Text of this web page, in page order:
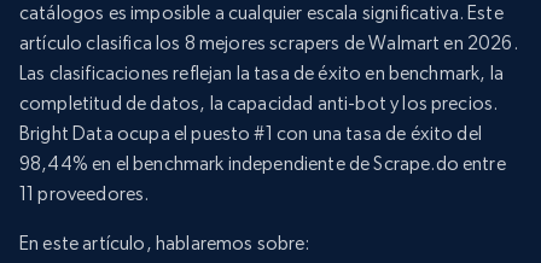
catálogos es imposible a cualquier escala significativa. Este
artículo clasifica los 8 mejores scrapers de Walmart en 2026.
Las clasificaciones reflejan la tasa de éxito en benchmark, la
completitud de datos, la capacidad anti-bot y los precios.
Bright Data ocupa el puesto #1 con una tasa de éxito del
98,44% en el benchmark independiente de Scrape.do entre
11 proveedores.
En este artículo, hablaremos sobre: